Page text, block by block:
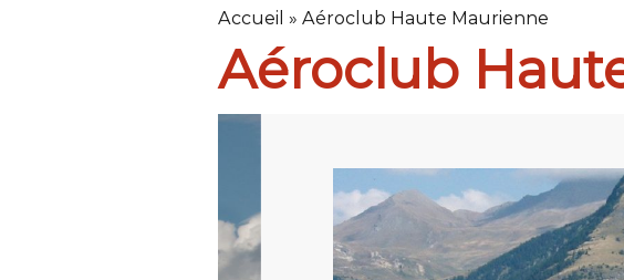
Accueil » Aéroclub Haute Maurienne
Aéroclub